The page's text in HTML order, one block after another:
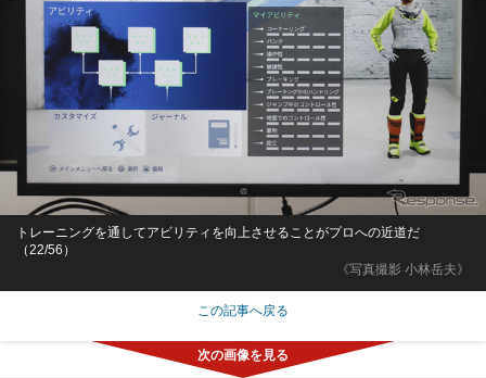
《写真撮影 小林岳夫》
トレーニングを通してアビリティを向上させることがプロへの近道だ
（22/56）
この記事へ戻る